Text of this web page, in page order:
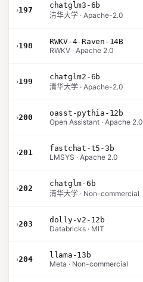
›197
chatglm3-6b
清华大学 · Apache-2.0
›198
RWKV-4-Raven-14B
RWKV · Apache 2.0
›199
chatglm2-6b
清华大学 · Apache-2.0
›200
oasst-pythia-12b
Open Assistant · Apache 2.0
›201
fastchat-t5-3b
LMSYS · Apache 2.0
›202
chatglm-6b
清华大学 · Non-commercial
›203
dolly-v2-12b
Databricks · MIT
›204
llama-13b
Meta · Non-commercial